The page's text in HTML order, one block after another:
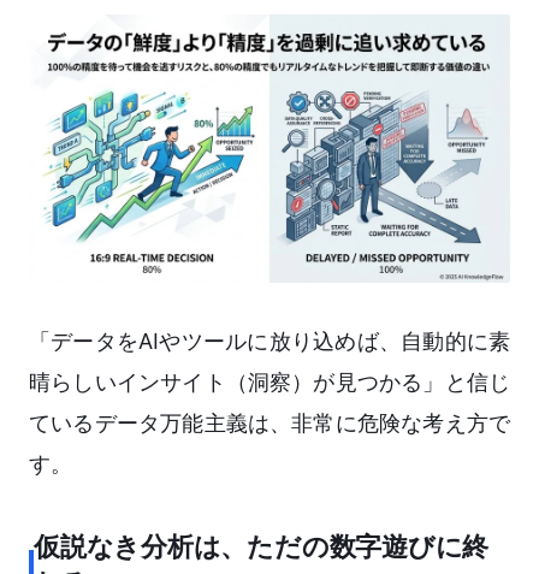
「データをAIやツールに放り込めば、自動的に素
晴らしいインサイト（洞察）が見つかる」と信じ
ているデータ万能主義は、非常に危険な考え方で
す。
仮説なき分析は、ただの数字遊びに終